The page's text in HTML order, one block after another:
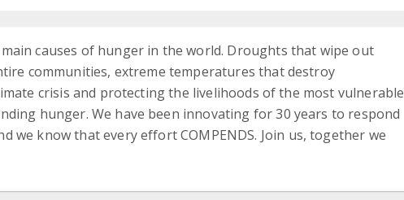
causes of hunger in the world. Droughts that wipe out
communities, extreme temperatures that destroy
crisis and protecting the livelihoods of the most vulnerable
hunger. We have been innovating for 30 years to respond
we know that every effort COMPENDS. Join us, together we